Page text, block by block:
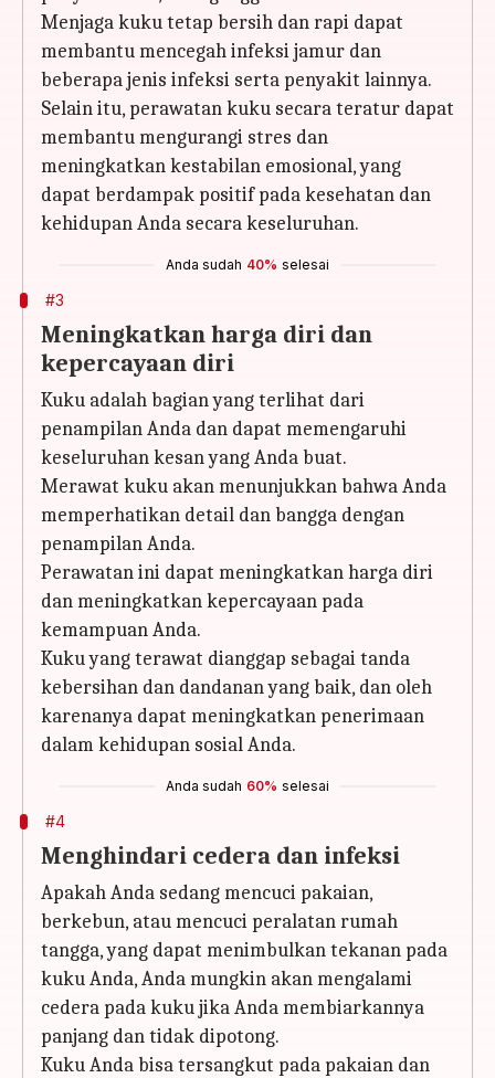
Menjaga kuku tetap bersih dan rapi dapat
membantu mencegah infeksi jamur dan
beberapa jenis infeksi serta penyakit lainnya.
Selain itu, perawatan kuku secara teratur dapat
membantu mengurangi stres dan
meningkatkan kestabilan emosional, yang
dapat berdampak positif pada kesehatan dan
kehidupan Anda secara keseluruhan.
Anda sudah 40% selesai
#3
Meningkatkan harga diri dan
kepercayaan diri
Kuku adalah bagian yang terlihat dari
penampilan Anda dan dapat memengaruhi
keseluruhan kesan yang Anda buat.
Merawat kuku akan menunjukkan bahwa Anda
memperhatikan detail dan bangga dengan
penampilan Anda.
Perawatan ini dapat meningkatkan harga diri
dan meningkatkan kepercayaan pada
kemampuan Anda.
Kuku yang terawat dianggap sebagai tanda
kebersihan dan dandanan yang baik, dan oleh
karenanya dapat meningkatkan penerimaan
dalam kehidupan sosial Anda.
Anda sudah 60% selesai
#4
Menghindari cedera dan infeksi
Apakah Anda sedang mencuci pakaian,
berkebun, atau mencuci peralatan rumah
tangga, yang dapat menimbulkan tekanan pada
kuku Anda, Anda mungkin akan mengalami
cedera pada kuku jika Anda membiarkannya
panjang dan tidak dipotong.
Kuku Anda bisa tersangkut pada pakaian dan